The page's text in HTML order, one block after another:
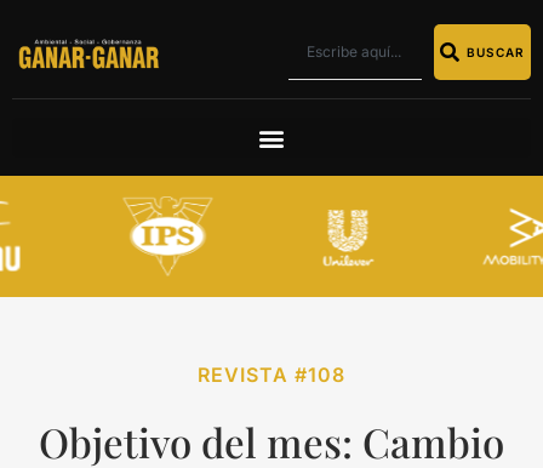
BUSCAR
REVISTA #108
Objetivo del mes: Cambio